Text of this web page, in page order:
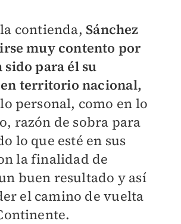
contienda, Sánchez
muy contento por
sido para él su
territorio nacional,
personal, como en lo
razón de sobra para
lo que esté en sus
la finalidad de
buen resultado y así
el camino de vuelta